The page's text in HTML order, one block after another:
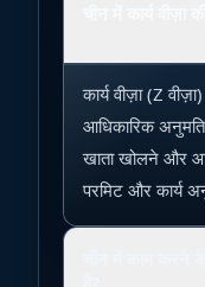
कार्य वीज़ा (Z
आधिकारिक अनुमति
खाता खोलने और
परमिट और कार्य